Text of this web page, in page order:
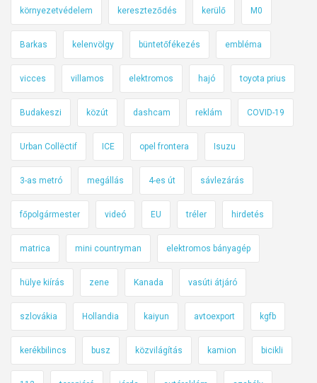
r
o
o
ó
t
i
l
l
a
n
t
e
környezetvédelem kereszteződés kerülő M0
Barkas kelenvölgy büntetőfékezés embléma
vicces villamos elektromos hajó toyota prius
Budakeszi közút dashcam reklám COVID-19
Urban Collëctif ICE opel frontera Isuzu
3-as metró megállás 4-es út sávlezárás
főpolgármester videó EU tréler hirdetés
matrica mini countryman elektromos bányagép
hülye kiírás zene Kanada vasúti átjáró
szlovákia Hollandia kaiyun avtoexport kgfb
kerékbilincs busz közvilágítás kamion bicikli